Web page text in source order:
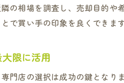
の相場を調査し、売却目的
で買い手の印象を良くできま
限に活用
門店の選択は成功の鍵とな